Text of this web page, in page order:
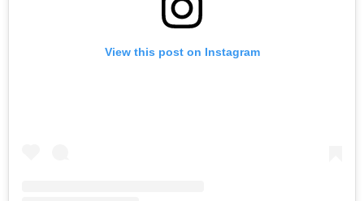
View this post on Instagram